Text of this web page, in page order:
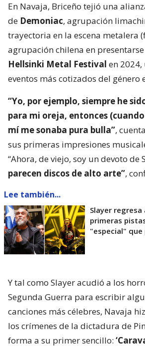
En Navaja, Briceño tejió una
de Demoniac, agrupación
trayectoria en la escena metalera
agrupación chilena en
Hellsinki Metal Festival en 2024,
eventos más cotizados del género
“Yo, por ejemplo, siempre he
para mi oreja, entonces
mí me sonaba pura bulla”,
sus primeras impresiones
“Ahora, de viejo, soy un devoto de
parecen discos de alto arte”,
Lee también...
Slayer regresa
primeras
"especial" que
Y tal como Slayer acudió a los
Segunda Guerra para escribir
canciones más célebres, Navaja
los crímenes de la dictadura de
forma a su primer sencillo: